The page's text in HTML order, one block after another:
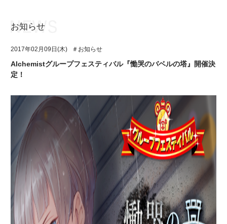
ユニット&キャラクター
アプリゲーム
イベント・キャンペーン
ミュージック
グッズ・本
ギャラリー
アイ★チュウとは
ユニット&キャラクター
アプリゲーム
イベント・キャンペーン
ミュージック
グッズ・本
ギャラリー
お知らせ
2017年02月09日(木) ＃お知らせ
Alchemistグループフェスティバル『慟哭のバベルの塔』開催決
定！